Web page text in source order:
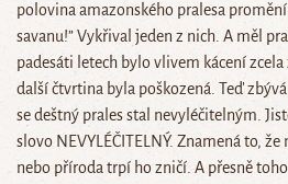
polovina amazonského pralesa
savanu!” Vykřival jeden z nich. A měl
padesáti letech bylo vlivem kácení
další čtvrtina byla poškozená. Teď
se deštný prales stal nevyléčitelným.
slovo NEVYLÉČITELNÝ. Znamená to,
nebo příroda trpí ho zničí. A přesně